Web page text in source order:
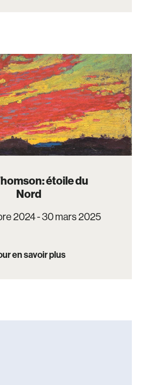
étoile du
Nord
2024 - 30 mars 2025
en savoir plus